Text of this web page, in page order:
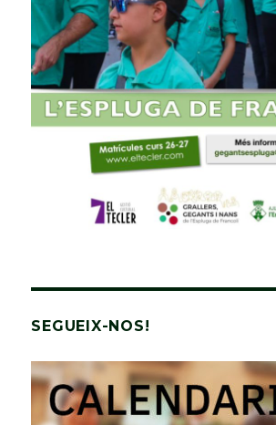
SEGUEIX-NOS!